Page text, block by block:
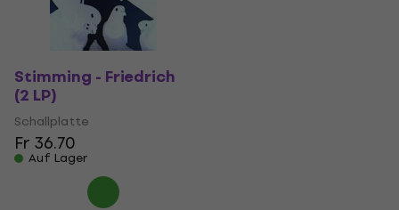
Stimming - Friedrich
(2 LP)
Schallplatte
Fr 36.70
Auf Lager